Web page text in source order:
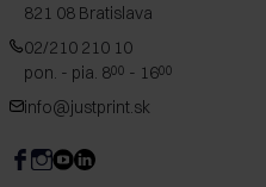
821 08 Bratislava
02/210 210 10
pon. - pia. 800 - 1600
info@justprint.sk